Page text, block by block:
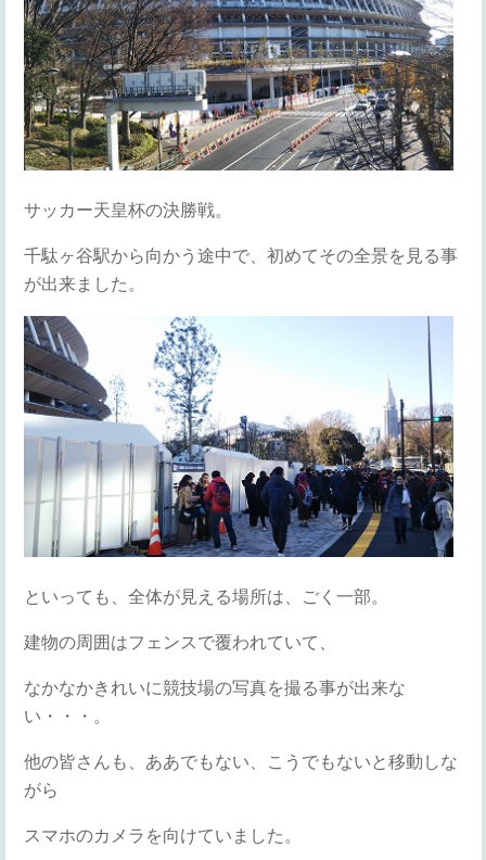
サッカー天皇杯の決勝戦。
千駄ヶ谷駅から向かう途中で、初めてその全景を見る事
が出来ました。
といっても、全体が見える場所は、ごく一部。
建物の周囲はフェンスで覆われていて、
なかなかきれいに競技場の写真を撮る事が出来な
い・・・。
他の皆さんも、ああでもない、こうでもないと移動しな
がら
スマホのカメラを向けていました。